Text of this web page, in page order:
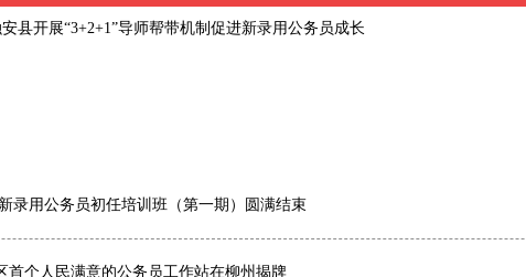
开展“3+2+1”导师帮带机制促进新录用公务员成长
录用公务员初任培训班（第一期）圆满结束
个人民满意的公务员工作站在柳州揭牌